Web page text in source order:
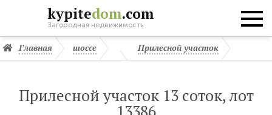
kypitedom.com
Загородная недвижимость
Главная шоссе Прилесной участок
Прилесной участок 13 соток, лот